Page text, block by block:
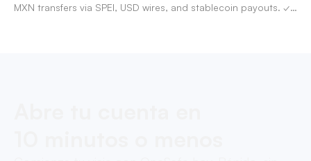
MXN transfers via SPEI, USD wires, and stablecoin payouts. ✓